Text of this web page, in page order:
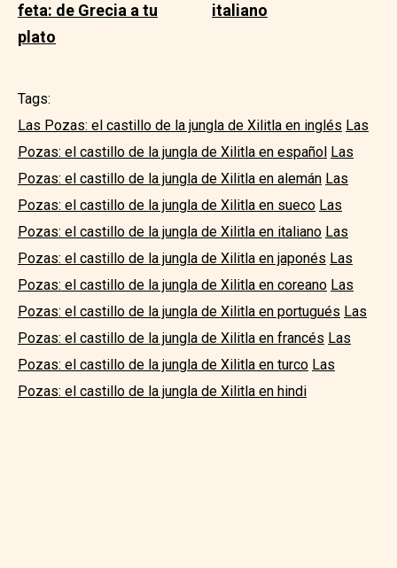
feta: de Grecia a tu
plato
italiano
Tags:
Las Pozas: el castillo de la jungla de Xilitla en inglés Las
Pozas: el castillo de la jungla de Xilitla en español Las
Pozas: el castillo de la jungla de Xilitla en alemán Las
Pozas: el castillo de la jungla de Xilitla en sueco Las
Pozas: el castillo de la jungla de Xilitla en italiano Las
Pozas: el castillo de la jungla de Xilitla en japonés Las
Pozas: el castillo de la jungla de Xilitla en coreano Las
Pozas: el castillo de la jungla de Xilitla en portugués Las
Pozas: el castillo de la jungla de Xilitla en francés Las
Pozas: el castillo de la jungla de Xilitla en turco Las
Pozas: el castillo de la jungla de Xilitla en hindi